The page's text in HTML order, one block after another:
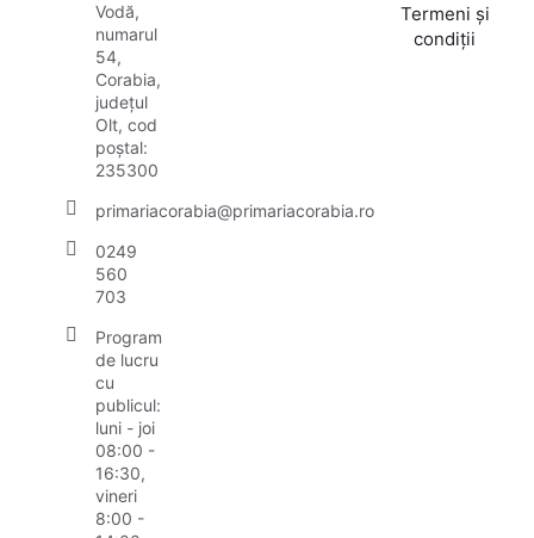
Vodă,
numarul
54,
Corabia,
județul
Olt, cod
poștal:
235300
primariacorabia@primariacorabia.ro
0249
560
703
Program
de lucru
cu
publicul:
luni - joi
08:00 -
16:30,
vineri
8:00 -
Termeni și
condiții